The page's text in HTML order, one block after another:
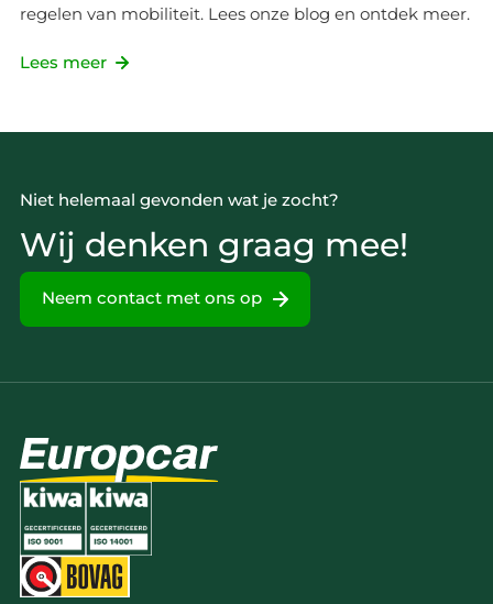
regelen van mobiliteit. Lees onze blog en ontdek meer.
Lees meer
Niet helemaal gevonden wat je zocht?
Wij denken graag mee!
Neem contact met ons op